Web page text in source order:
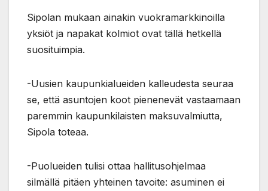
Sipolan mukaan ainakin vuokramarkkinoilla
yksiöt ja napakat kolmiot ovat tällä hetkellä
suosituimpia.
-Uusien kaupunkialueiden kalleudesta seuraa
se, että asuntojen koot pienenevät vastaamaan
paremmin kaupunkilaisten maksuvalmiutta,
Sipola toteaa.
-Puolueiden tulisi ottaa hallitusohjelmaa
silmällä pitäen yhteinen tavoite: asuminen ei